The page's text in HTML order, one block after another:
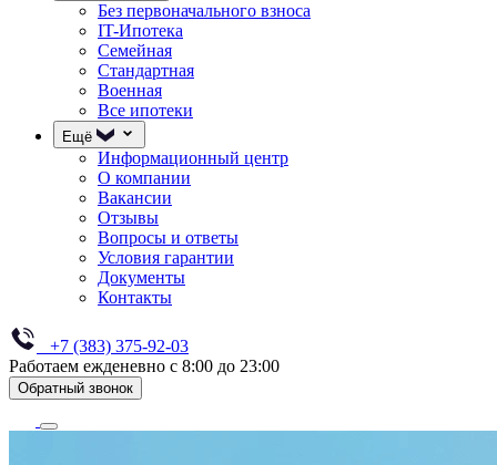
Без первоначального взноса
IT-Ипотека
Семейная
Стандартная
Военная
Все ипотеки
Ещё
Информационный центр
О компании
Вакансии
Отзывы
Вопросы и ответы
Условия гарантии
Документы
Контакты
+7 (383) 375-92-03
Работаем ежденевно с 8:00 до 23:00
Обратный звонок